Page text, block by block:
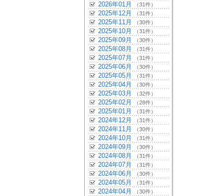
2026年01月 （31件）
2025年12月 （31件）
2025年11月 （30件）
2025年10月 （31件）
2025年09月 （30件）
2025年08月 （31件）
2025年07月 （31件）
2025年06月 （30件）
2025年05月 （31件）
2025年04月 （30件）
2025年03月 （32件）
2025年02月 （28件）
2025年01月 （31件）
2024年12月 （31件）
2024年11月 （30件）
2024年10月 （31件）
2024年09月 （30件）
2024年08月 （31件）
2024年07月 （31件）
2024年06月 （30件）
2024年05月 （31件）
2024年04月 （30件）